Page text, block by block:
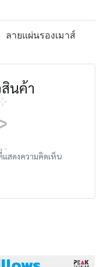
ลายแผ่นรองเมาส์
นค้า
สดงความคิดเห็น